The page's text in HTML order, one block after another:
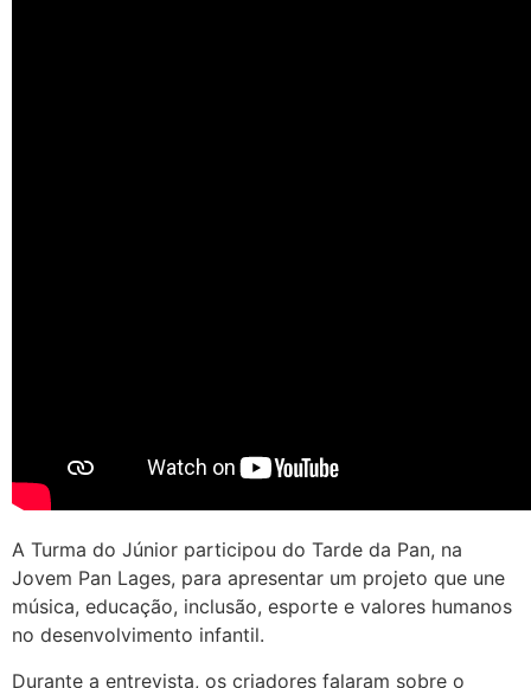
A Turma do Júnior participou do Tarde da Pan, na
Jovem Pan Lages, para apresentar um projeto que une
música, educação, inclusão, esporte e valores humanos
no desenvolvimento infantil.
Durante a entrevista, os criadores falaram sobre o